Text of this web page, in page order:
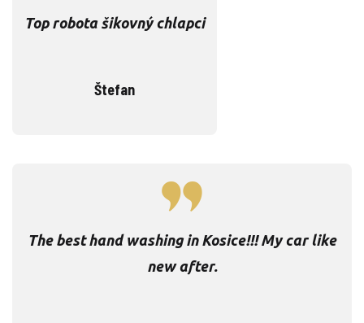
Top robota šikovný chlapci
Štefan
The best hand washing in Kosice!!! My car like
new after.